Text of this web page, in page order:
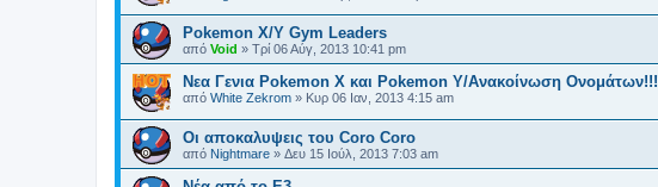
Pokemon X/Y Gym Leaders
από Void » Τρί 06 Αύγ, 2013 10:41 pm
Νεα Γενια Pokemon X και Pokemon Y/Ανακοίνωση Ονομάτων!!!
από White Zekrom » Κυρ 06 Ιαν, 2013 4:15 am
Οι αποκαλυψεις του Coro Coro
από Nightmare » Δευ 15 Ιούλ, 2013 7:03 am